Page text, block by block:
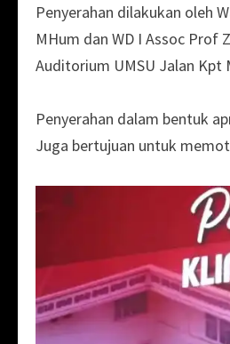
Penyerahan dilakukan oleh
MHum dan WD I Assoc Prof
Auditorium UMSU Jalan Kpt
Penyerahan dalam bentuk
Juga bertujuan untuk